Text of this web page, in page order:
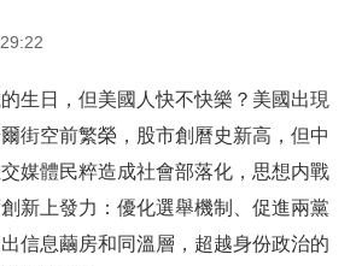
生日，但美國人快不快樂？美國出現
街空前繁榮，股市創曆史新高，但中
媒體民粹造成社會部落化，思想内戰
新上發力：優化選舉機制、促進兩黨
信息繭房和同溫層，超越身份政治的